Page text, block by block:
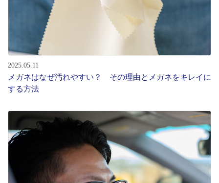
2025.05.11
メガネはなぜ汚れやすい？ その理由とメガネをキレイに
する方法